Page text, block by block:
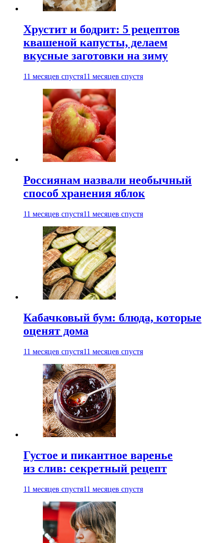
Хрустит и бодрит: 5 рецептов
квашеной капусты, делаем
вкусные заготовки на зиму
11 месяцев спустя11 месяцев спустя
Россиянам назвали необычный
способ хранения яблок
11 месяцев спустя11 месяцев спустя
Кабачковый бум: блюда, которые
оценят дома
11 месяцев спустя11 месяцев спустя
Густое и пикантное варенье
из слив: секретный рецепт
11 месяцев спустя11 месяцев спустя